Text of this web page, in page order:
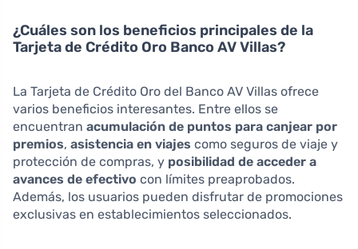
¿Cuáles son los beneficios principales de la
Tarjeta de Crédito Oro Banco AV Villas?
La Tarjeta de Crédito Oro del Banco AV Villas ofrece
varios beneficios interesantes. Entre ellos se
encuentran acumulación de puntos para canjear por
premios, asistencia en viajes como seguros de viaje y
protección de compras, y posibilidad de acceder a
avances de efectivo con límites preaprobados.
Además, los usuarios pueden disfrutar de promociones
exclusivas en establecimientos seleccionados.